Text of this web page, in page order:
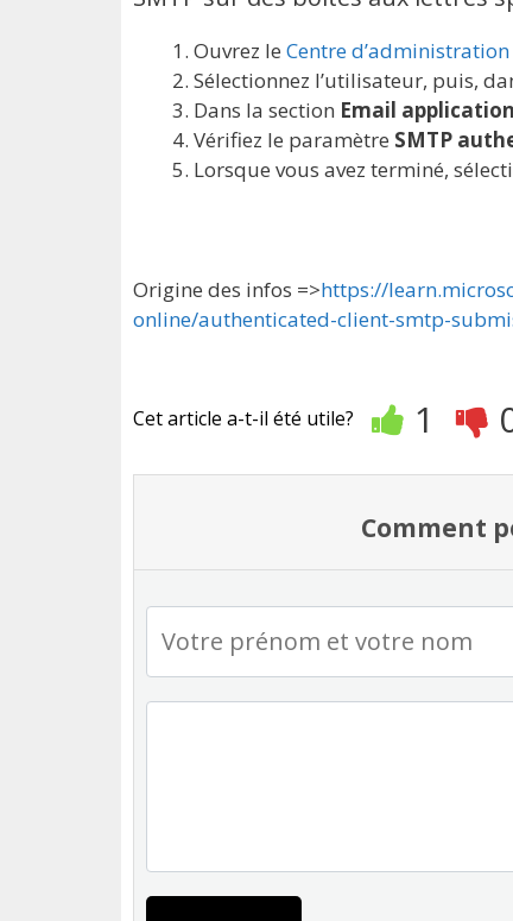
Ouvrez le Centre
Sélectionnez l’utilisateur, puis,
Dans la section Email
Vérifiez le paramètre SMTP
Lorsque vous avez terminé,
Origine des infos =>https://
online/authenticated-client-smtp-
Cet article a-t-il été utile? 1
Comment